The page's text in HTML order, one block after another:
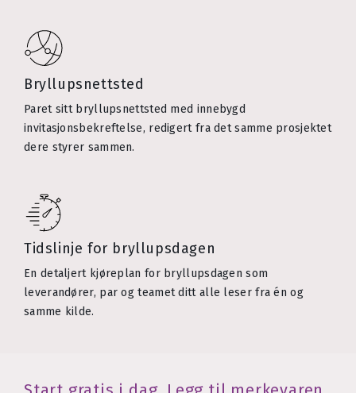
Bryllupsnettsted
Paret sitt bryllupsnettsted med innebygd
invitasjonsbekreftelse, redigert fra det samme prosjektet
dere styrer sammen.
Tidslinje for bryllupsdagen
En detaljert kjøreplan for bryllupsdagen som
leverandører, par og teamet ditt alle leser fra én og
samme kilde.